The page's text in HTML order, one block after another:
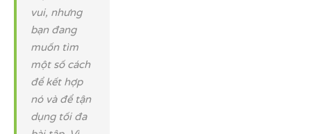
vui, nhưng
bạn đang
muốn tìm
một số cách
để kết hợp
nó và để tận
dụng tối đa